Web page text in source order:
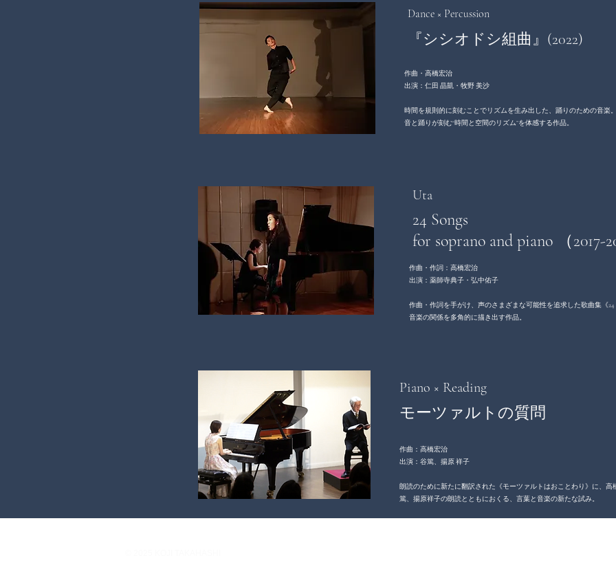
Dance × Percussion
『シシオドシ組曲』(2022)
作曲・高橋宏治
出演：仁田 晶凱・牧野 美沙
時間を規則的に刻むことでリズムを生み出した、踊りのための音楽
音と踊りが刻む“時間と空間のリズム”を体感する作品。
Uta
24 Songs
for soprano and piano （2017-
​​​作曲・作詞：高橋宏治
出演：薬師寺典子・弘中佑子
作曲・作詞を手がけ、声のさまざまな可能性を追求した歌曲集《24
音楽の関係を多角的に描き出す作品。
Piano × Reading
​モーツァルトの質問
​作曲：高橋宏治
出演：谷篤、揚原 祥子
朗読のために新たに翻訳された《モーツァルトはおことわり》に、高
篤、揚原祥子の朗読とともにおくる、言葉と音楽の新たな試み。